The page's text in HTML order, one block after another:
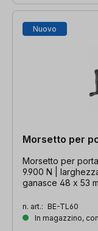
Nuovo
Morsetto per
Morsetto per
9.900 N |
ganasce 48 x 53
n. art.: BE-TL60
In magazzino,